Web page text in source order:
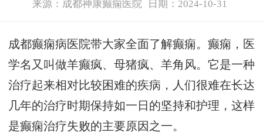
来源：成都神康癫痫医院 日期：2024-10-31
成都癫痫病医院带大家全面了解癫痫。癫痫，医
学名又叫做羊癫疯、母猪疯、羊角风。它是一种
治疗起来相对比较困难的疾病，人们很难在长达
几年的治疗时期保持如一日的坚持和护理，这样
是癫痫治疗失败的主要原因之一。